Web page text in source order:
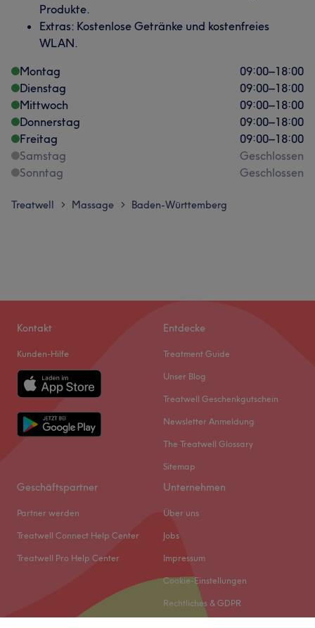
Produkte.
Extras: Kostenlose Getränke und kostenfreies
WLAN.
Montag
09:00–18:00
Dienstag
09:00–18:00
Mittwoch
09:00–18:00
Donnerstag
09:00–18:00
Freitag
09:00–18:00
Samstag
Geschlossen
Sonntag
Geschlossen
Treatwell > Massage > Baden-Württemberg
Kontakt
Kunden-Hilfe
Entdecke
Treatment Guide
Unser Blog
Treatwell Geschenkgutschein
Newsletter Anmeldung
The Treatwell Glossary
Sitemap
Geschäftspartner
Partner werden
Treatwell Connect Help Center
Treatwell Pro Help Center
Unternehmen
Über uns
Jobs
Impressum
Cookie-Einstellungen
Rechtliches & GDPR